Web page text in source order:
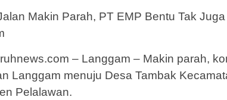
Makin Parah, PT EMP Bentu Tak
– Langgam – Makin parah,
Langgam menuju Desa Tambak
Pelalawan.